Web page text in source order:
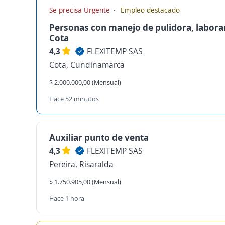
Se precisa Urgente Empleo destacado
Personas con manejo de pulidora,
Cota
4,3
FLEXITEMP SAS
Cota, Cundinamarca
$ 2.000.000,00 (Mensual)
Hace 52 minutos
Auxiliar punto de venta
4,3
FLEXITEMP SAS
Pereira, Risaralda
$ 1.750.905,00 (Mensual)
Hace 1 hora